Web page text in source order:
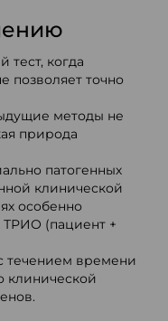
тест, когда
позволяет точно
методы не
природа
патогенных
клинической
особенно
ТРИО (пациент +
течением времени
клинической